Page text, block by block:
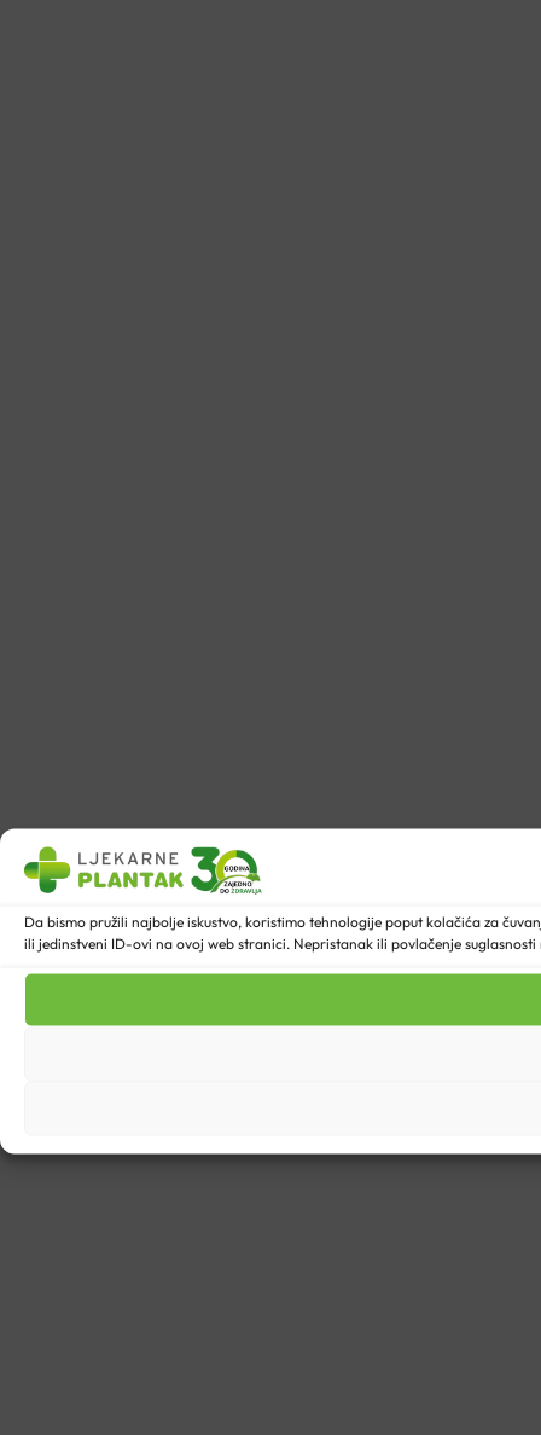
Da bismo pružili najbolje iskustvo, koristimo tehnologije poput kolačića za
ili jedinstveni ID-ovi na ovoj web stranici. Nepristanak ili povlačenje